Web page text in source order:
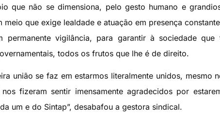
que não se dimensiona, pelo gesto humano e
que exige lealdade e atuação em presença
permanente vigilância, para garantir à sociedade que
todos os frutos que lhe é de direito.
união se faz em estarmos literalmente unidos, mesmo
fizeram sentir imensamente agradecidos por
um e do Sintap”, desabafou a gestora sindical.